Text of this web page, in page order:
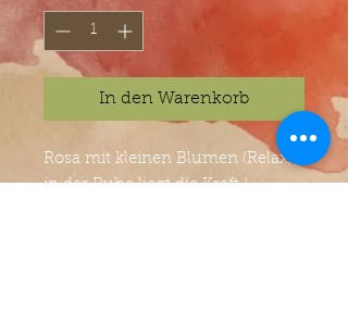
In den Warenkorb
Rosa mit kleinen Blumen (Relax,
in der Ruhe liegt die Kraft.)